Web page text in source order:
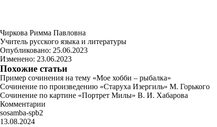
Чиркова Римма Павловна
Учитель русского языка и литературы
Опубликовано: 25.06.2023
Изменено: 23.06.2023
Похожие статьи
Пример сочинения на тему «Мое хобби – рыбалка»
Сочинение по произведению «Старуха Изергиль» М. Горького
Сочинение по картине «Портрет Милы» В. И. Хабарова
Комментарии
sosamba-spb2
13.08.2024